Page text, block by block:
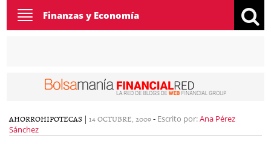
Toggle
navigation
Finanzas y Economía
AHORROHIPOTECAS | 14 OCTUBRE, 2009- Escrito por:Ana Pérez
Sánchez